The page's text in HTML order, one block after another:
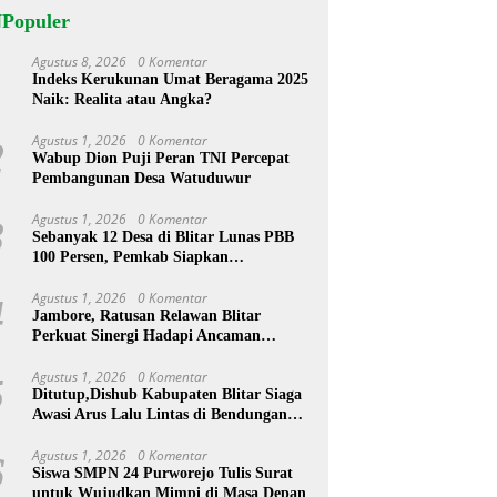
Agustus 8, 2026 0 Komentar
Indeks Kerukunan Umat Beragama 2025
Naik: Realita atau Angka?
Agustus 1, 2026 0 Komentar
Wabup Dion Puji Peran TNI Percepat
Pembangunan Desa Watuduwur
Agustus 1, 2026 0 Komentar
Sebanyak 12 Desa di Blitar Lunas PBB
100 Persen, Pemkab Siapkan
Agustus 1, 2026 0 Komentar
Jambore, Ratusan Relawan Blitar
Perkuat Sinergi Hadapi Ancaman
Agustus 1, 2026 0 Komentar
Ditutup,Dishub Kabupaten Blitar Siaga
Awasi Arus Lalu Lintas di Bendungan
Agustus 1, 2026 0 Komentar
Siswa SMPN 24 Purworejo Tulis Surat
untuk Wujudkan Mimpi di Masa Depan